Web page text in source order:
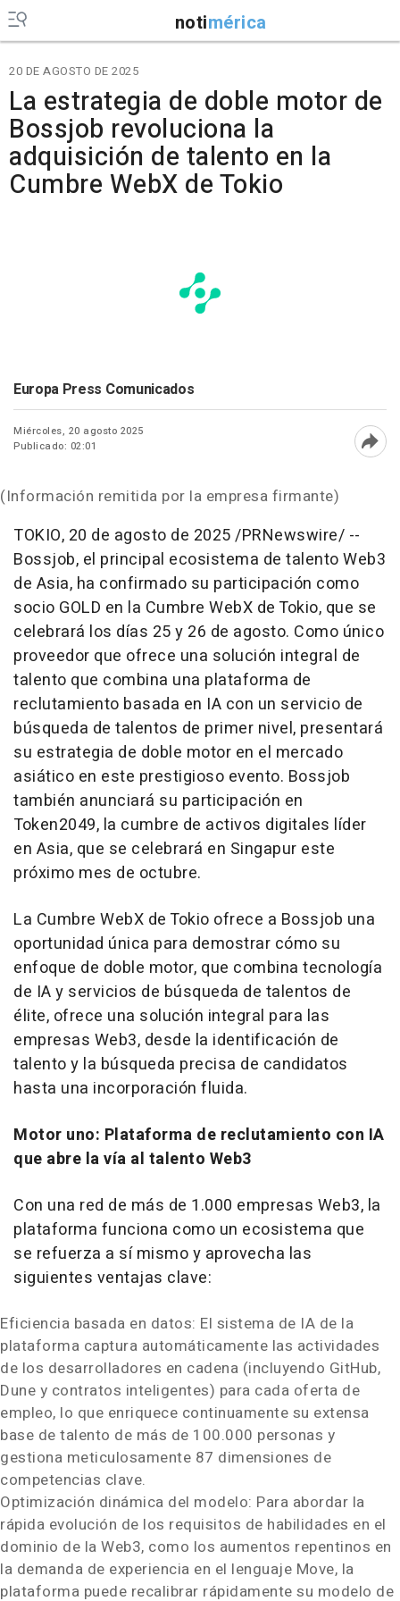
notimérica
20 DE AGOSTO DE 2025
La estrategia de doble motor de
Bossjob revoluciona la
adquisición de talento en la
Cumbre WebX de Tokio
Europa Press Comunicados
Miércoles, 20 agosto 2025
Publicado: 02:01
(Información remitida por la empresa firmante)
TOKIO, 20 de agosto de 2025/PRNewswire/ --
Bossjob, el principal ecosistema de talento Web3
de Asia, ha confirmado su participación como
socio GOLD en la Cumbre WebX de Tokio, que se
celebrará los días 25 y 26 de agosto. Como único
proveedor que ofrece una solución integral de
talento que combina una plataforma de
reclutamiento basada en IA con un servicio de
búsqueda de talentos de primer nivel, presentará
su estrategia de doble motor en el mercado
asiático en este prestigioso evento. Bossjob
también anunciará su participación en
Token2049, la cumbre de activos digitales líder
en Asia, que se celebrará en Singapur este
próximo mes de octubre.
La Cumbre WebX de Tokio ofrece a Bossjob una
oportunidad única para demostrar cómo su
enfoque de doble motor, que combina tecnología
de IA y servicios de búsqueda de talentos de
élite, ofrece una solución integral para las
empresas Web3, desde la identificación de
talento y la búsqueda precisa de candidatos
hasta una incorporación fluida.
Motor uno: Plataforma de reclutamiento con IA
que abre la vía al talento Web3
Con una red de más de 1.000 empresas Web3, la
plataforma funciona como un ecosistema que
se refuerza a sí mismo y aprovecha las
siguientes ventajas clave:
Eficiencia basada en datos: El sistema de IA de la
plataforma captura automáticamente las actividades
de los desarrolladores en cadena (incluyendo GitHub,
Dune y contratos inteligentes) para cada oferta de
empleo, lo que enriquece continuamente su extensa
base de talento de más de 100.000 personas y
gestiona meticulosamente 87 dimensiones de
competencias clave.
Optimización dinámica del modelo: Para abordar la
rápida evolución de los requisitos de habilidades en el
dominio de la Web3, como los aumentos repentinos en
la demanda de experiencia en el lenguaje Move, la
plataforma puede recalibrar rápidamente su modelo de